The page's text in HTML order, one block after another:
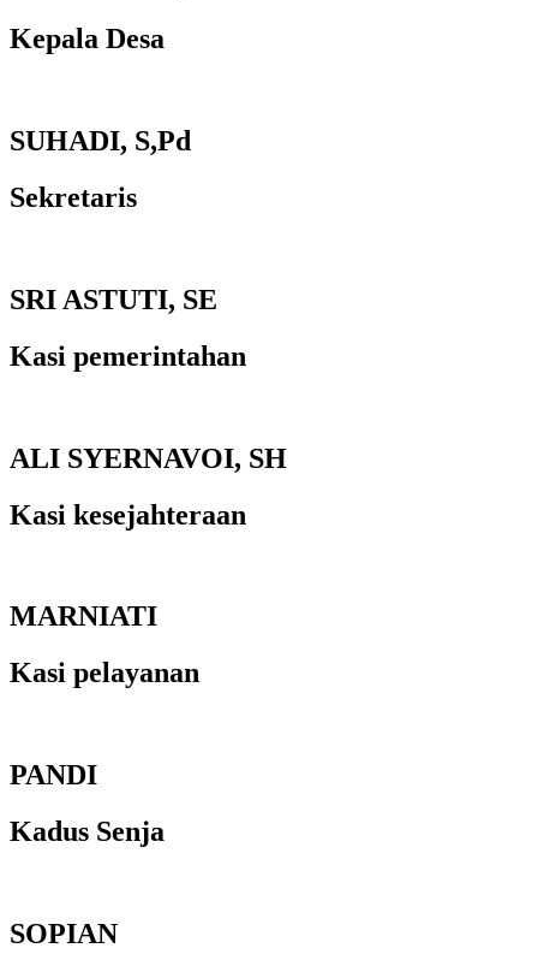
Kepala Desa
SUHADI, S,Pd
Sekretaris
SRI ASTUTI, SE
Kasi pemerintahan
ALI SYERNAVOI, SH
Kasi kesejahteraan
MARNIATI
Kasi pelayanan
PANDI
Kadus Senja
SOPIAN